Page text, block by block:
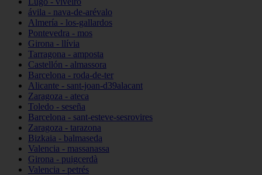
ávila - nava-de-arévalo
Almería - los-gallardos
Pontevedra - mos
Girona - llívia
Tarragona - amposta
Castellón - almassora
Barcelona - roda-de-ter
Alicante - sant-joan-d39alacant
Zaragoza - ateca
Toledo - seseña
Barcelona - sant-esteve-sesrovires
Zaragoza - tarazona
Bizkaia - balmaseda
Valencia - massanassa
Girona - puigcerdà
Valencia - petrés